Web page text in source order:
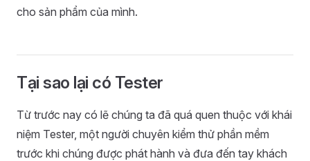
cho sản phẩm của mình.
Tại sao lại có Tester
Từ trước nay có lẽ chúng ta đã quá quen thuộc với khái
niệm Tester, một người chuyên kiểm thử phần mềm
trước khi chúng được phát hành và đưa đến tay khách